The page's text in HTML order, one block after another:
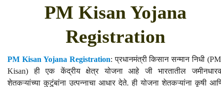
PM Kisan Yojana
Registration
PM Kisan Yojana Registration: प्रधानमंत्री किसान सन्मान निधी
Kisan) ही एक केंद्रीय क्षेत्र योजना आहे जी भारतातील
शेतकऱ्यांच्या कुटुंबांना उत्पन्नाचा आधार देते. ही योजना शेतकऱ्यांना कृषी